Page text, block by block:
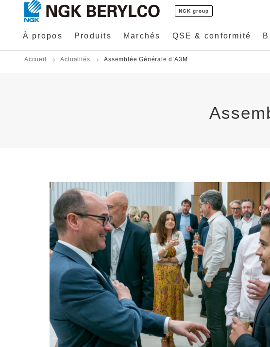
NGK group
À propos Produits Marchés QSE & conformité
Accueil Actualités Assemblée Générale d’A3M